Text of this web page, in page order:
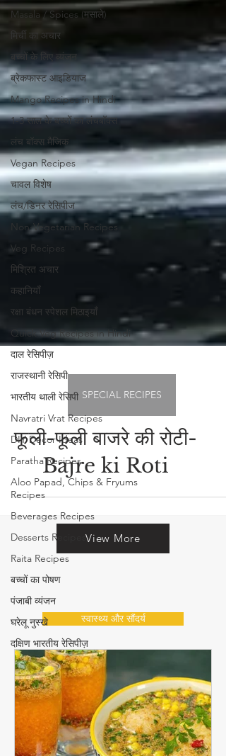
Masala / Spices (मसाले)
मिर्ची का अचार
बच्चों के लिए व्यंजन
ब्रेकफास्ट आइडियाज
Mango Recipes in Hindi
1-3 साल के बच्चों का लंचबॉक्स
लंच बॉक्स मैजिक
Vegan Recipes
चावल विशेष
लंच/डिनर रेसिपीज
Non-Vegetarian Recipes
Veg Recipes
मिश्रित अचार
कहानियाँ
रक्षा बंधन स्पेशल मिठाइयाँ
Quick Veg Recipes in Hindi
दाल रेसिपीज़
राजस्थानी रेसिपी
भारतीय थाली रेसिपी
Navratri Vrat Recipes
DIY Decor Ideas
Paratha Recipes
Aloo Papad, Chips & Fryums
Recipes
Beverages Recipes
Desserts Recipes
Raita Recipes
बच्चों का पोषण
पंजाबी व्यंजन
घरेलू नुस्खे
दक्षिण भारतीय रेसिपीज़
SPECIAL RECIPES
फूली-फूली बाजरे की रोटी-
Bajre ki Roti
स्वास्थ्य और सौंदर्य